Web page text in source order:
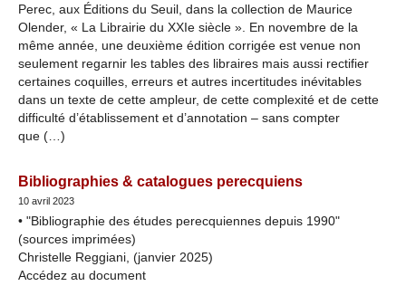
Perec, aux Éditions du Seuil, dans la collection de Maurice
Olender, « La Librairie du XXIe siècle ». En novembre de la
même année, une deuxième édition corrigée est venue non
seulement regarnir les tables des libraires mais aussi rectifier
certaines coquilles, erreurs et autres incertitudes inévitables
dans un texte de cette ampleur, de cette complexité et de cette
difficulté d’établissement et d’annotation – sans compter
que (…)
Bibliographies & catalogues perecquiens
10 avril 2023
• "Bibliographie des études perecquiennes depuis 1990"
(sources imprimées)
Christelle Reggiani, (janvier 2025)
Accédez au document